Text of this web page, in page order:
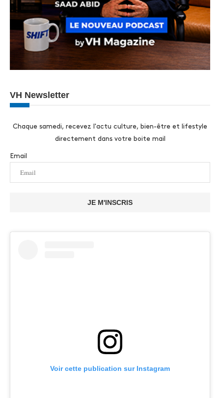
VH Newsletter
Chaque samedi, recevez l'actu culture, bien-être et lifestyle
directement dans votre boite mail
Email
JE M'INSCRIS
Voir cette publication sur Instagram